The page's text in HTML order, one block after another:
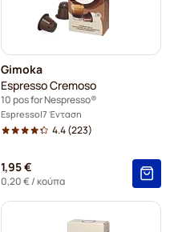
Gimoka
Espresso Cremoso
10 pos for Nespresso®
Espresso 7 Ένταση
4.4(223)
1,95 €
0,20 €/ κούπα